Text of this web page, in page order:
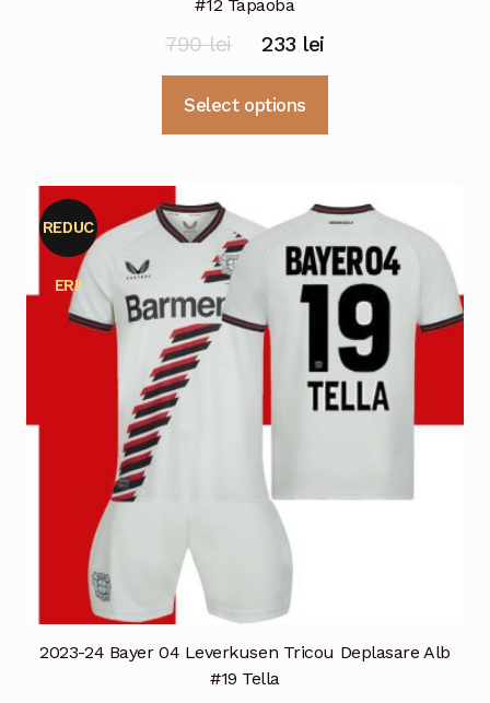
#12 Tapaoba
790lei
Prețul
inițial
a
233 leiPrețul
curent
Select options
multe
Opțiunile
pot
alese
în
pagina
2023-24 Bayer 04 Leverkusen Tricou Deplasare Alb
#19 Tella
REDUC
ERI!